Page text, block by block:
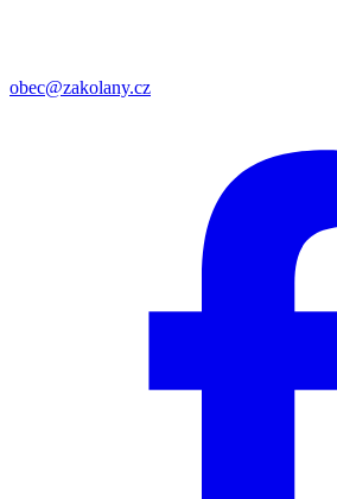
obec@zakolany.cz